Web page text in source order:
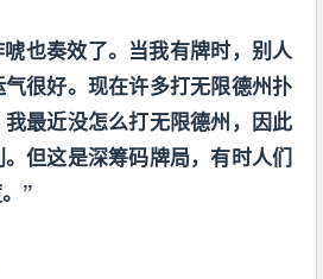
也奏效了。当我有牌时，别人
很好。现在许多打无限德州扑
最近没怎么打无限德州，因此
但这是深筹码牌局，有时人们
”